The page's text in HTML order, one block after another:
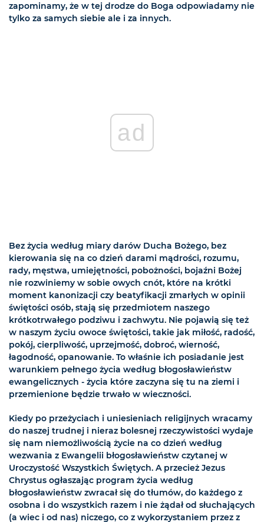
zapominamy, że w tej drodze do Boga odpowiadamy nie
tylko za samych siebie ale i za innych.
ad
Bez życia według miary darów Ducha Bożego, bez
kierowania się na co dzień darami mądrości, rozumu,
rady, męstwa, umiejętności, pobożności, bojaźni Bożej
nie rozwiniemy w sobie owych cnót, które na krótki
moment kanonizacji czy beatyfikacji zmarłych w opinii
świętości osób, stają się przedmiotem naszego
krótkotrwałego podziwu i zachwytu. Nie pojawią się też
w naszym życiu owoce świętości, takie jak miłość, radość,
pokój, cierpliwość, uprzejmość, dobroć, wierność,
łagodność, opanowanie. To właśnie ich posiadanie jest
warunkiem pełnego życia według błogosławieństw
ewangelicznych - życia które zaczyna się tu na ziemi i
przemienione będzie trwało w wieczności.
Kiedy po przeżyciach i uniesieniach religijnych wracamy
do naszej trudnej i nieraz bolesnej rzeczywistości wydaje
się nam niemożliwością życie na co dzień według
wezwania z Ewangelii błogosławieństw czytanej w
Uroczystość Wszystkich Świętych. A przecież Jezus
Chrystus ogłaszając program życia według
błogosławieństw zwracał się do tłumów, do każdego z
osobna i do wszystkich razem i nie żądał od słuchających
(a wiec i od nas) niczego, co z wykorzystaniem przez z